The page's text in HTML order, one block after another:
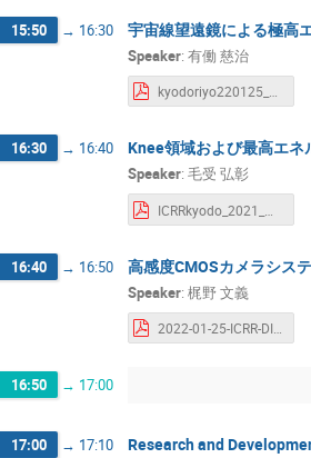
15:50 → 16:30 宇宙線望遠鏡による極高
Speaker: 有働 慈治
kyodoriyo220125_TA-udo.pdf
16:30 → 16:40 Knee領域および最高エ
Speaker: 毛受 弘彰
16:40 → 16:50 高感度CMOSカメラシス
Speaker: 梶野 文義
16:50 → 17:00
17:00 → 17:10 Research and